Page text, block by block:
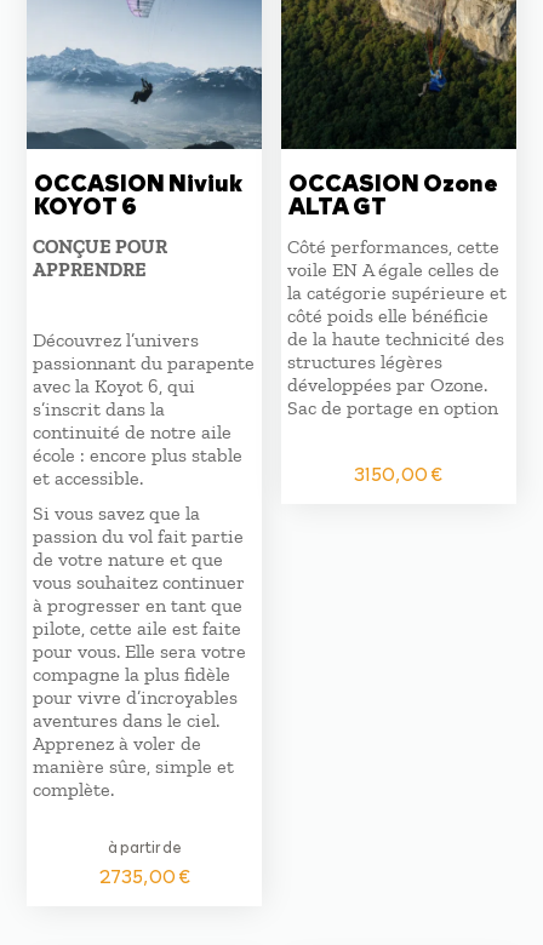
OCCASION Niviuk
KOYOT 6
CONÇUE POUR
APPRENDRE
Découvrez l’univers
passionnant du parapente
avec la Koyot 6, qui
s’inscrit dans la
continuité de notre aile
école : encore plus stable
et accessible.
Si vous savez que la
passion du vol fait partie
de votre nature et que
vous souhaitez continuer
à progresser en tant que
pilote, cette aile est faite
pour vous. Elle sera votre
compagne la plus fidèle
pour vivre d’incroyables
aventures dans le ciel.
Apprenez à voler de
manière sûre, simple et
complète.
à partir de
2735,00€
OCCASION Ozone
ALTA GT
Côté performances, cette
voile EN A égale celles de
la catégorie supérieure et
côté poids elle bénéficie
de la haute technicité des
structures légères
développées par Ozone.
Sac de portage en option
3150,00€